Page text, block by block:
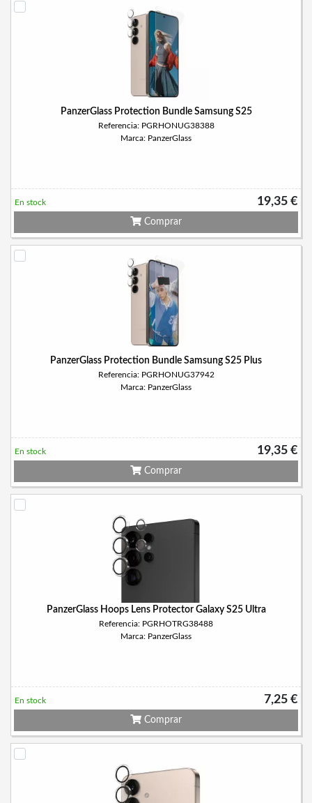
PanzerGlass Protection Bundle Samsung S25
Referencia: PGRHONUG38388
Marca: PanzerGlass
19,35 €
En stock
Comprar
PanzerGlass Protection Bundle Samsung S25 Plus
Referencia: PGRHONUG37942
Marca: PanzerGlass
19,35 €
En stock
Comprar
PanzerGlass Hoops Lens Protector Galaxy S25 Ultra
Referencia: PGRHOTRG38488
Marca: PanzerGlass
7,25 €
En stock
Comprar